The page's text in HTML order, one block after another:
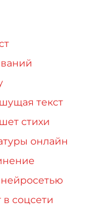
текст
стихи
онлайн
в соцсети